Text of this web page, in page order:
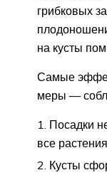
грибковых
на кусты
Самые
меры —
Посадки
все растения.
Кусты